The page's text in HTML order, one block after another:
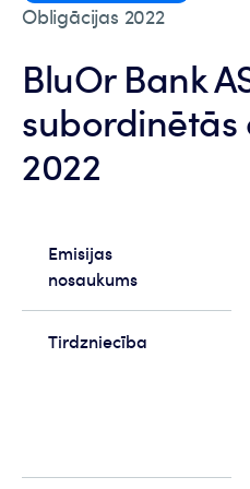
Obligācijas 2022
BluOr Bank
2022
Emisijas
nosaukums
Tirdzniecība